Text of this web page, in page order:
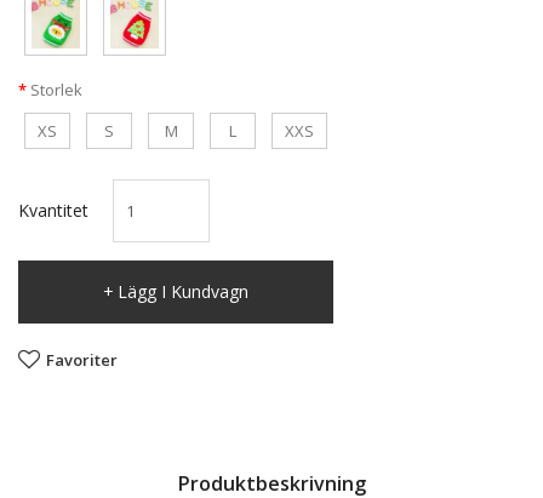
Storlek
XS
S M L XXS
Kvantitet
Lägg I Kundvagn
Favoriter
Produktbeskrivning